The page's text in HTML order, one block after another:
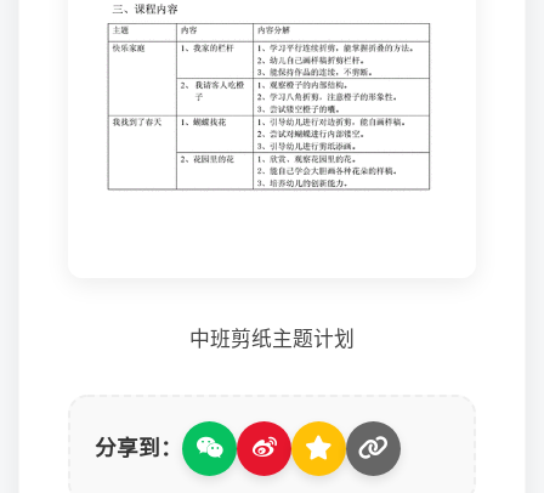
中班剪纸主题计划
分享到：